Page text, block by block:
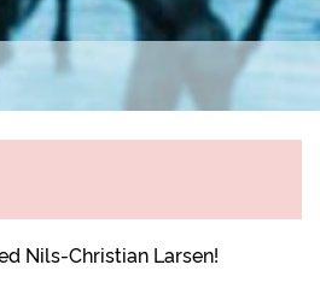
Nils-Christian Larsen!